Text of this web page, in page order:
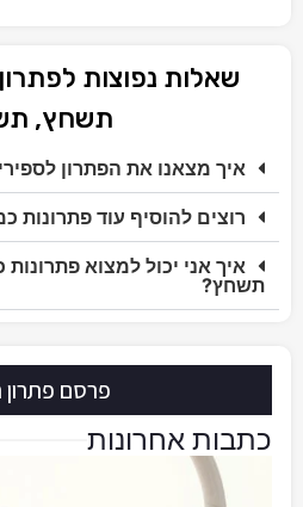
שאלות נפוצות
תשחץ,
איך מצאנו את הפתרון
רוצים להוסיף עוד פתרונות
איך אני יכול למצוא פתרונות
תשחץ?
פרסם
כתבות אחרונות